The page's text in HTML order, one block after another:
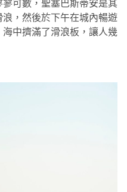
可數，聖塞巴斯蒂安是其
，然後於下午在城內暢遊
中擠滿了滑浪板，讓人幾